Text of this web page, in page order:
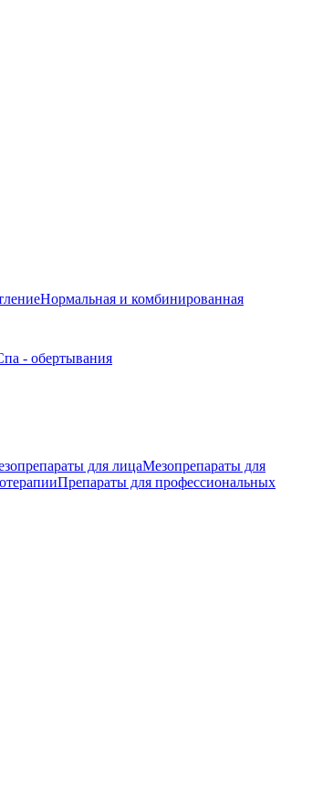
Нормальная и комбинированная
- обертывания
для лицаМезопрепараты для
Препараты для профессиональных